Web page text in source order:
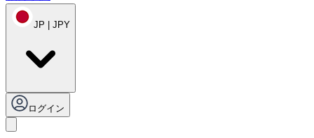
JP | JPY
ログイン